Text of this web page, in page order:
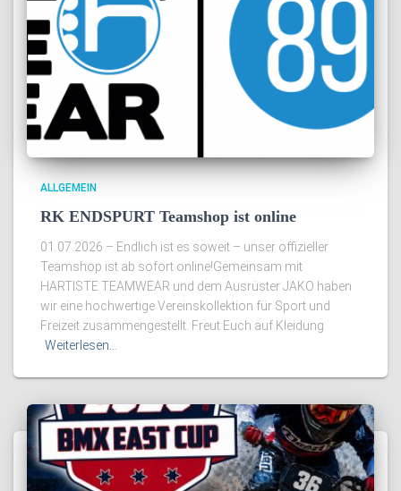
ALLGEMEIN
RK ENDSPURT Teamshop ist online
01.07.2026 – Endlich ist es soweit – unser offizieller
Teamshop ist ab sofort online!Gemeinsam mit
HARTISTE TEAMWEAR und dem Ausrüster JAKO haben
wir eine hochwertige Vereinskollektion für Sport und
Freizeit zusammengestellt. Freut Euch auf Kleidung
Weiterlesen…